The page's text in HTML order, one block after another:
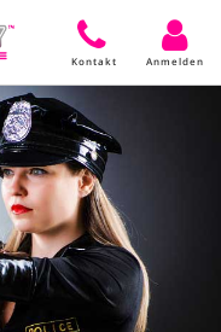
Kontakt Anmelden